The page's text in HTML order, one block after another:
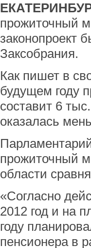
прожиточный
законопроект
Заксобрания.
Как пишет в
будущем году
составит 6
оказалась
прожиточный
области
«Согласно
2012 год и на
году
пенсионера в